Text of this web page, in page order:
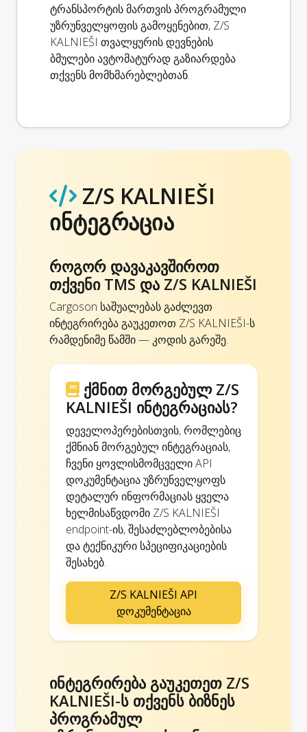
ტრანსპორტის მართვის პროგრამული
უზრუნველყოფის გამოყენებით, Z/S
KALNIEŠI თვალყურის დევნების
ბმულები ავტომატურად გაზიარდება
თქვენს მომხმარებლებთან.
Z/S KALNIEŠI
ინტეგრაცია
როგორ დავაკავშიროთ
თქვენი TMS და Z/S KALNIEŠI
Cargoson საშუალებას გაძლევთ
ინტეგრირება გაუკეთოთ Z/S KALNIEŠI-ს
რამდენიმე წამში — კოდის გარეშე.
ქმნით მორგებულ Z/S
KALNIEŠI ინტეგრაციას?
დეველოპერებისთვის, რომლებიც
ქმნიან მორგებულ ინტეგრაციას,
ჩვენი ყოვლისმომცველი API
დოკუმენტაცია უზრუნველყოფს
დეტალურ ინფორმაციას ყველა
ხელმისაწვდომი Z/S KALNIEŠI
endpoint-ის, შესაძლებლობებისა
და ტექნიკური სპეციფიკაციების
შესახებ.
Z/S KALNIEŠI API
დოკუმენტაცია
ინტეგრირება გაუკეთეთ Z/S
KALNIEŠI-ს თქვენს ბიზნეს
პროგრამულ